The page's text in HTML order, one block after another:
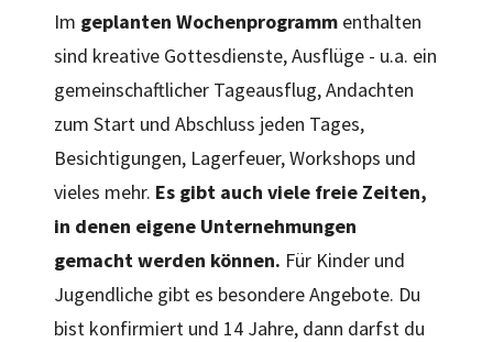
Im geplanten Wochenprogramm enthalten
sind kreative Gottesdienste, Ausflüge - u.a. ein
gemeinschaftlicher Tageausflug, Andachten
zum Start und Abschluss jeden Tages,
Besichtigungen, Lagerfeuer, Workshops und
vieles mehr. Es gibt auch viele freie Zeiten,
in denen eigene Unternehmungen
gemacht werden können. Für Kinder und
Jugendliche gibt es besondere Angebote. Du
bist konfirmiert und 14 Jahre, dann darfst du